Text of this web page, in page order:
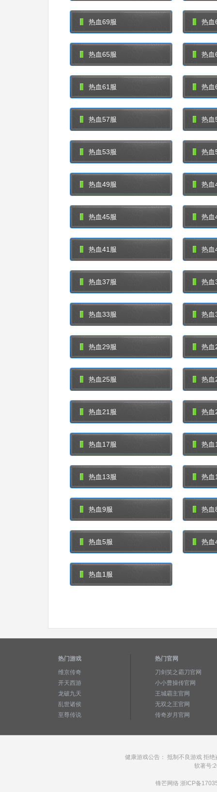
热血69服 热血
热血65服 热血
热血61服 热血
热血57服 热血
热血53服 热血
热血49服 热血
热血45服 热血
热血41服 热血
热血37服 热血
热血33服 热血
热血29服 热血
热血25服 热血
热血21服 热血
热血17服 热血
热血13服 热血
热血9服 热血
热血5服 热血
热血1服
热门游戏
维京传奇
开天西游
龙破九天
乱世诸侯
至尊传说
热门官网
刀剑笑之霸刀官网
小小曹操传官网
王城霸主官网
无双之王官网
传奇岁月官网
健康游戏公告： 抵制不良游戏 拒
软著号
锋芒网络 浙ICP备